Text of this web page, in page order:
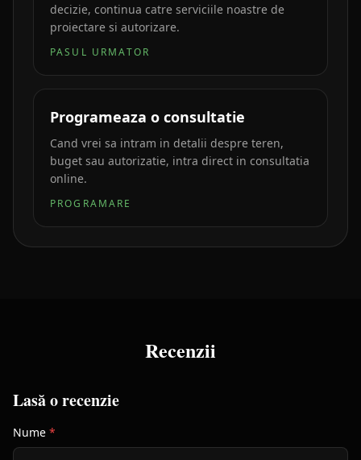
decizie, continua catre serviciile noastre de
proiectare si autorizare.
PASUL URMATOR
Programeaza o consultatie
Cand vrei sa intram in detalii despre teren,
buget sau autorizatie, intra direct in consultatia
online.
PROGRAMARE
Recenzii
Lasă o recenzie
Nume *